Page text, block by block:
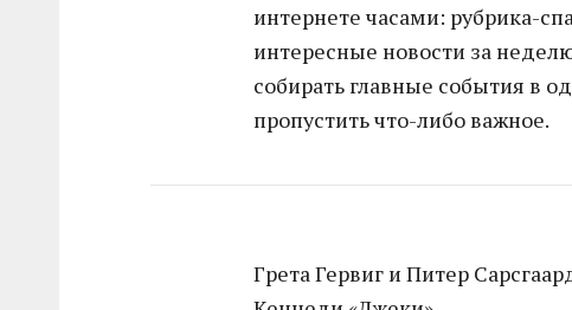
интернете часами: рубрика-
интересные новости за
собирать главные события в
пропустить что-либо важное.
Грета Гервиг и Питер